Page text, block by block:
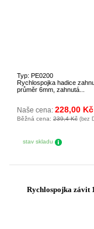
Typ: PE0200
Rychlospojka hadice
průměr 6mm, zahnutá...
Naše cena: 228,00 Kč
Běžná cena: 239,4 Kč (bez
stav skladu
Rychlospojka závit